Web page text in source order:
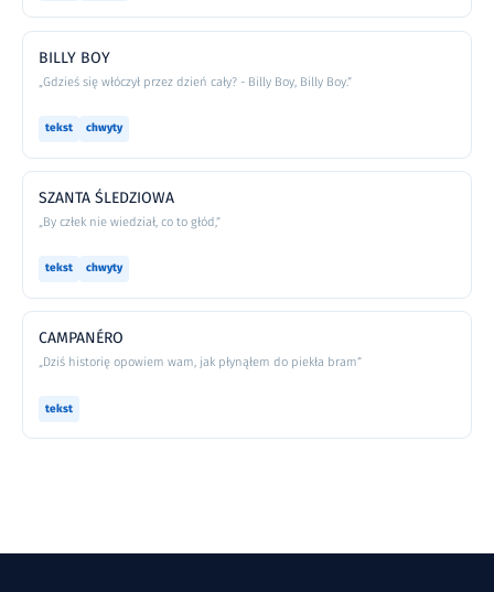
BILLY BOY
„Gdzieś się włóczył przez dzień cały? - Billy Boy, Billy Boy.”
tekst chwyty
SZANTA ŚLEDZIOWA
„By człek nie wiedział, co to głód,”
tekst chwyty
CAMPANÉRO
„Dziś historię opowiem wam, jak płynąłem do piekła bram”
tekst